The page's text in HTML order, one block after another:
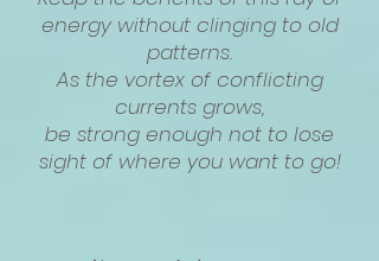
energy without clinging to old
patterns.
As the vortex of conflicting
currents grows,
be strong enough not to lose
sight of where you want to go!